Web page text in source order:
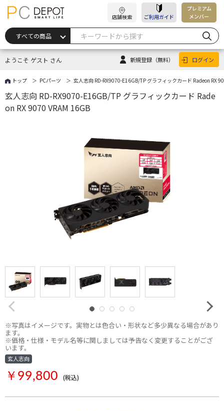
店舗検索 ご利用ガイド
プレミアム
メンバー
ようこそ ゲスト さん 新規登録 （無料） ログイン
トップ PCパーツ 玄人志向 RD-RX9070-E16GB/TP グラフィックカード Radeon RX
※写真はイメージです。実物とは色合い・形状など多少異なる場合があり
ます。
※価格・仕様・モデル名等に関しましては予告なく変更することがござ
います。
玄人志向 RD-RX9070-E16GB/TP グラフィックカード Rade
on RX 9070 VRAM 16GB
玄人志向
￥99,800 (税込)